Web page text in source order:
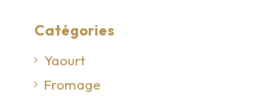
Catégories
Yaourt
Fromage